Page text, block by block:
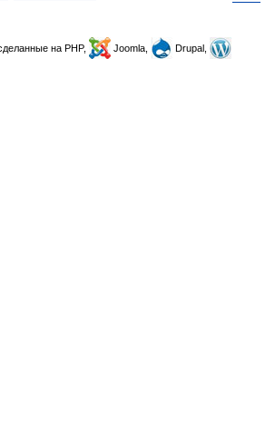
сделанные на PHP, Joomla,
Drupal,